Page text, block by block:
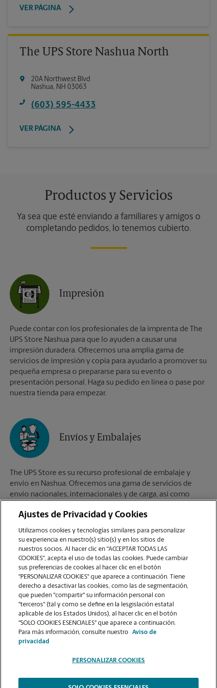
VER PÁGINA
The UPS Store Nashua North
20A Northwest Blvd
Nashua, NH 03063
(603) 595-4433
VER PÁGINA
Productos y Servicios
Ya sea que esté enviando a familiares y amigos o
completando pedidos, lo tenemos cubierto.
Impresión
Puede contar con los profesionales de la imprenta de The
UPS Store Nashua para que lo ayuden a causar una
impresión duradera. Ofrecemos una amplia gama de
servicios de impresión y copia para ayudarlo a promover su
pequeña empresa o prepararse para su evento o
presentación personal. Haga su pedido en línea o pase por
nuestra tienda para empezar.
Envíos y Embalajes
The UPS Store es su recurso profesional de embalaje y
envío en Nashua. Ofrecemos una gama de servicios de
envío nacionales, internacionales y de carga, así como
suministros de embalaje. Los The UPS Store Certified
Packing Experts en Nashua están aquí para ayudarlo a
realizar sus envíos con confianza.
Buzones de Correo
Al abrir un buzón en The UPS Store, se obtiene mucho más
que un buzón con una llave. Obtendrá aceptación de
paquetes de todas las empresas de envío, notificaciones
solo un apartado postal. Haga la solicitud hoy mismo.
Ajustes de Privacidad y Cookies
Utilizamos cookies y tecnologías similares para personalizar
su experiencia en nuestro(s) sitio(s) y en los sitios de
nuestros socios. Al hacer clic en "ACCEPTAR TODAS LAS
COOKIES", acepta el uso de todas las cookies. Puede cambiar
sus preferencias de cookies al hacer clic en el botón
"PERSONALIZAR COOKIES" que aparece a continuación. Tiene
derecho a desactivar las cookies, como las de segmentación,
que pueden "compartir" su información personal con
"terceros" (tal y como se define en la lesgislación estatal
aplicable de los Estados Unidos), al hacer clic en el botón
"SOLO COOKIES ESENCIALES" que aparece a continuación.
Para más información, consulte nuestro
Aviso de
privacidad
PERSONALIZAR COOKIES